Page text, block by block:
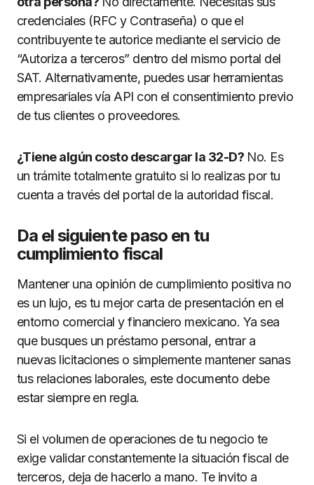
credenciales (RFC y Contraseña) o que el
contribuyente te autorice mediante el servicio de
“Autoriza a terceros” dentro del mismo portal del
SAT. Alternativamente, puedes usar herramientas
empresariales vía API con el consentimiento previo
de tus clientes o proveedores.
¿Tiene algún costo descargar la 32-D? No. Es
un trámite totalmente gratuito si lo realizas por tu
cuenta a través del portal de la autoridad fiscal.
Da el siguiente paso en tu
cumplimiento fiscal
Mantener una opinión de cumplimiento positiva no
es un lujo, es tu mejor carta de presentación en el
entorno comercial y financiero mexicano. Ya sea
que busques un préstamo personal, entrar a
nuevas licitaciones o simplemente mantener sanas
tus relaciones laborales, este documento debe
estar siempre en regla.
Si el volumen de operaciones de tu negocio te
exige validar constantemente la situación fiscal de
terceros, deja de hacerlo a mano. Te invito a